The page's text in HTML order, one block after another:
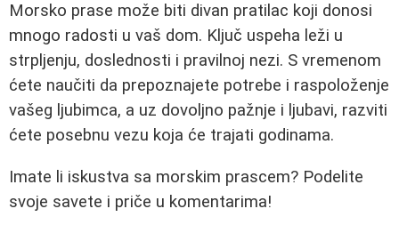
Morsko prase može biti divan pratilac koji donosi
mnogo radosti u vaš dom. Ključ uspeha leži u
strpljenju, doslednosti i pravilnoj nezi. S vremenom
ćete naučiti da prepoznajete potrebe i raspoloženje
vašeg ljubimca, a uz dovoljno pažnje i ljubavi, razviti
ćete posebnu vezu koja će trajati godinama.
Imate li iskustva sa morskim prascem? Podelite
svoje savete i priče u komentarima!